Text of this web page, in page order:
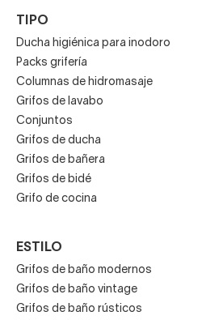
TIPO
Ducha higiénica para inodoro
Packs grifería
Columnas de hidromasaje
Grifos de lavabo
Conjuntos
Grifos de ducha
Grifos de bañera
Grifos de bidé
Grifo de cocina
ESTILO
Grifos de baño modernos
Grifos de baño vintage
Grifos de baño rústicos